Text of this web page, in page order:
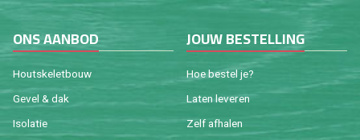
ONS AAN­BOD
Houtske­let­bouw
Gevel & dak
Iso­la­tie
JOUW BE­STEL­LING
Hoe be­stel je?
Laten le­ve­ren
Zelf af­ha­len